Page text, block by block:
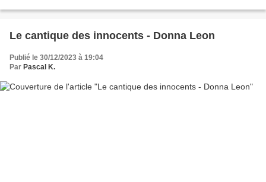
Le cantique des innocents - Donna Leon
Publié le 30/12/2023 à 19:04
Par Pascal K.